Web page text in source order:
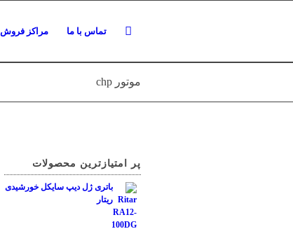
مراکز فروش تماس با ما
موتور chp
پر امتیازترین محصولات
باتری ژل دیپ سایکل خورشیدی
ریتار